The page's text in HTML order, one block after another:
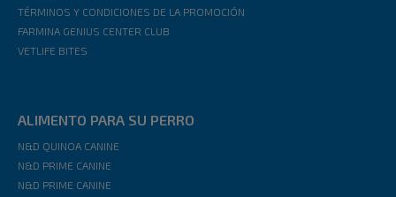
TÉRMINOS Y CONDICIONES DE LA PROMOCIÓN
FARMINA GENIUS CENTER CLUB
VETLIFE BITES
ALIMENTO PARA SU PERRO
N&D QUINOA CANINE
N&D PRIME CANINE
N&D PRIME CANINE